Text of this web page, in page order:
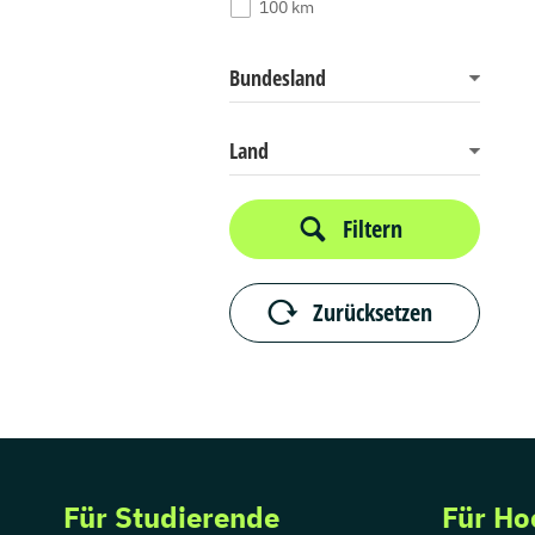
100 km
Bundesland
Land
Filtern
Zurücksetzen
Für Studierende Für